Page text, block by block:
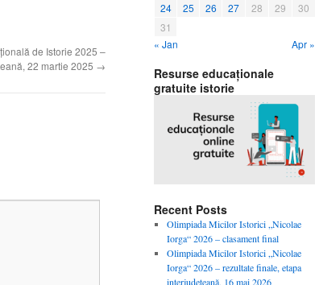
de Istorie 2025 –
22 martie 2025 →
24
25 26 27 28 29
30
31
« Jan
Apr »
Resurse educaționale
gratuite istorie
Recent Posts
Olimpiada Micilor Istorici „Nicolae
Iorga“ 2026 – clasament final
Olimpiada Micilor Istorici „Nicolae
Iorga“ 2026 – rezultate finale, etapa
interjudețeană, 16 mai 2026